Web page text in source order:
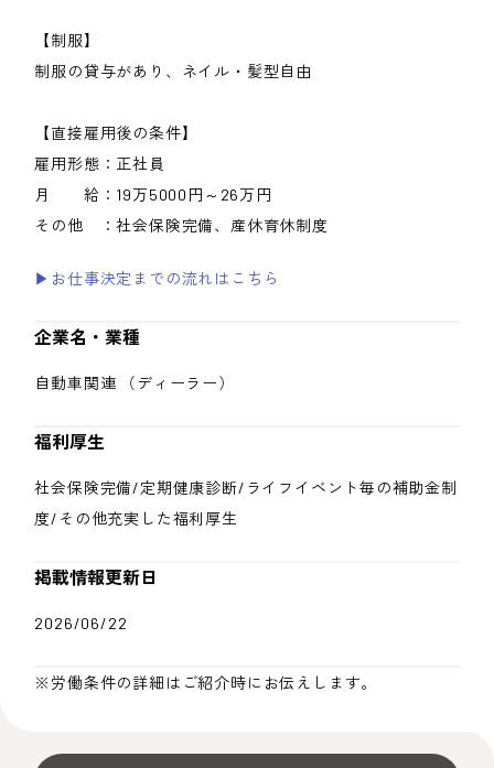
【制服】
制服の貸与があり、ネイル・髪型自由
【直接雇用後の条件】
雇用形態：正社員
月 給：19万5000円～26万円
その他 ：社会保険完備、産休育休制度
▶お仕事決定までの流れはこちら
企業名・業種
自動車関連 （ディーラー）
福利厚生
社会保険完備/定期健康診断/ライフイベント毎の補助金制
度/その他充実した福利厚生
掲載情報更新日
2026/06/22
※労働条件の詳細はご紹介時にお伝えします。